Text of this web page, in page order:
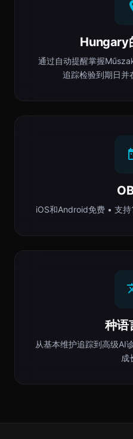
Hungary
通过自动提醒掌握
追踪检验到期日并
iOS和Android免费 • 支
种语
从基本维护追踪到高级
成